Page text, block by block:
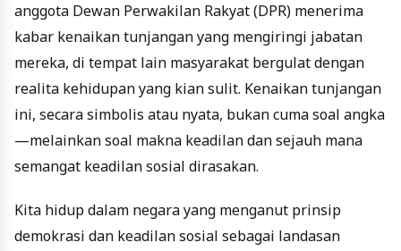
anggota Dewan Perwakilan Rakyat (DPR) menerima
kabar kenaikan tunjangan yang mengiringi jabatan
mereka, di tempat lain masyarakat bergulat dengan
realita kehidupan yang kian sulit. Kenaikan tunjangan
ini, secara simbolis atau nyata, bukan cuma soal angka
—melainkan soal makna keadilan dan sejauh mana
semangat keadilan sosial dirasakan.
Kita hidup dalam negara yang menganut prinsip
demokrasi dan keadilan sosial sebagai landasan